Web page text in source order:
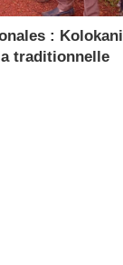
: Kolokani
traditionnelle